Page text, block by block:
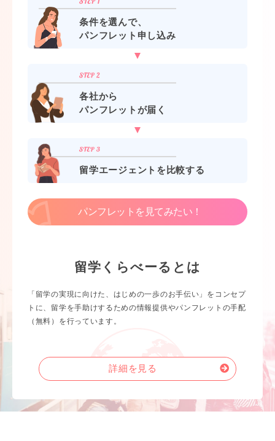
条件を選んで、
パンフレット申し込み
各社から
パンフレットが届く
留学エージェントを比較する
パンフレットを見てみたい！
留学くらべーるとは
「留学の実現に向けた、はじめの一歩のお手伝い」をコンセプ
トに、留学を手助けするための情報提供やパンフレットの手配
（無料）を行っています。
詳細を見る